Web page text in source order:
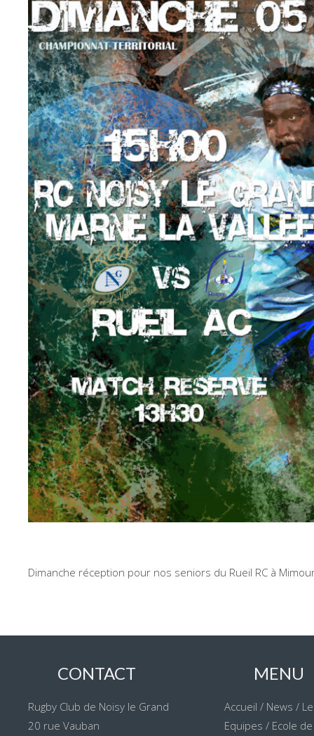
Dimanche réception pour nos seniors du Rueil RC à
CONTACT
Rugby Club de Noisy le Grand
20 rue Vauban
MENU
Accueil / News /
Equipes / Ecole